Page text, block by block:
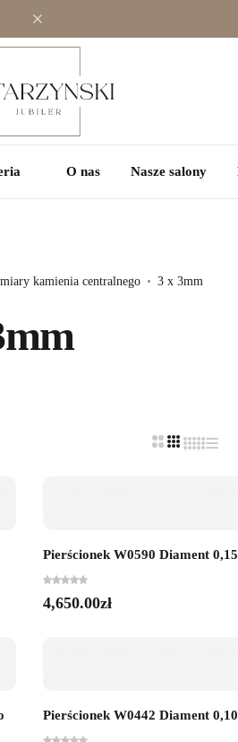
O nas Nasze salony
kamienia centralnego 3 x 3mm
Pierścionek W0590 Diament
4,650.00zł
Pierścionek W0442 Diament